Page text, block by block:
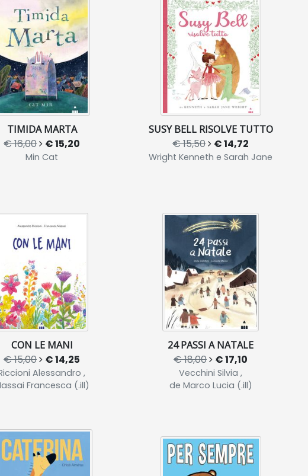
TIMIDA MARTA
€ 16,00 € 15,20
Min Cat
SUSY BELL RISOLVE TUTTO
€ 15,50 € 14,72
Wright Kenneth e Sarah Jane
CON LE MANI
€ 15,00 € 14,25
Alessandro ,
Francesca (.ill)
24 PASSI A NATALE
€ 18,00 € 17,10
Vecchini Silvia ,
de Marco Lucia (.ill)